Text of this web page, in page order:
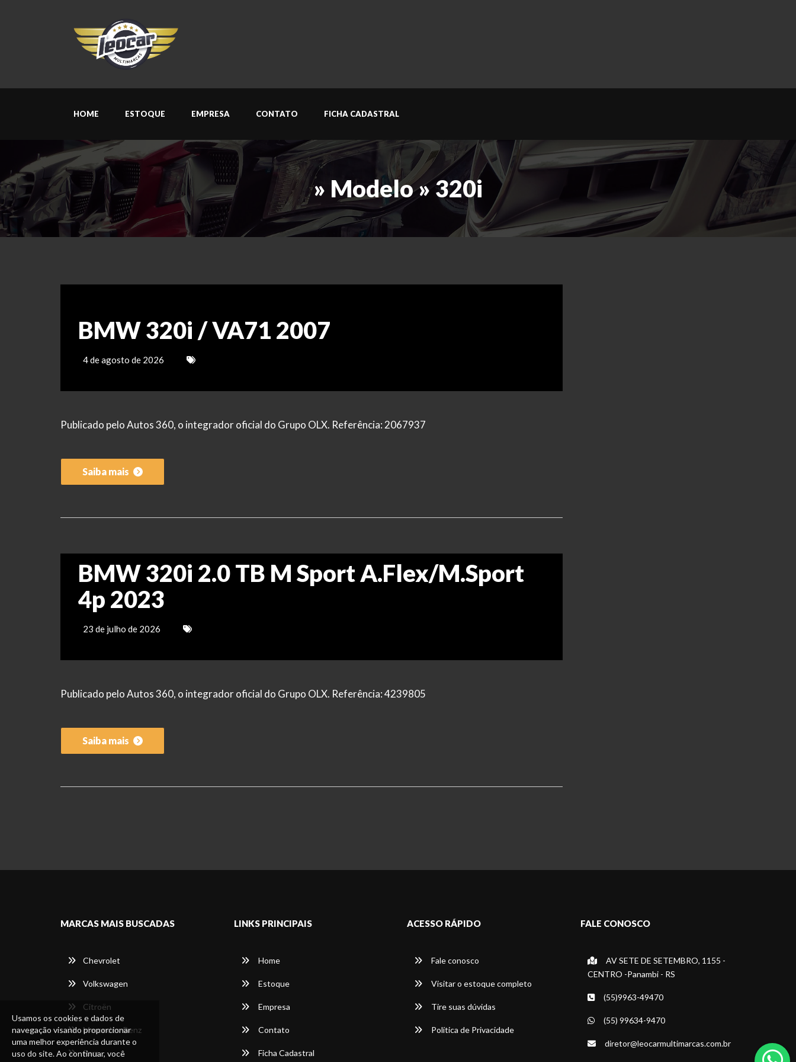
Usamos os cookies e dados de
navegação visando proporcionar
uma melhor experiência durante o
uso do site. Ao continuar, você
HOME ESTOQUE EMPRESA CONTATO FICHA CADASTRAL
» Modelo » 320i
BMW 320i / VA71 2007
4 de agosto de 2026
Publicado pelo Autos 360, o integrador oficial do Grupo OLX. Referência: 2067937
Saiba mais
BMW 320i 2.0 TB M Sport A.Flex/M.Sport
4p 2023
23 de julho de 2026
Publicado pelo Autos 360, o integrador oficial do Grupo OLX. Referência: 4239805
Saiba mais
MARCAS MAIS BUSCADAS
Chevrolet
Volkswagen
Citroën
Mercedes-Benz
Ram
LINKS PRINCIPAIS
Home
Estoque
Empresa
Contato
Ficha Cadastral
ACESSO RÁPIDO
Fale conosco
Visitar o estoque completo
Tire suas dúvidas
Política de Privacidade
FALE CONOSCO
AV SETE DE SETEMBRO, 1155 -
CENTRO -Panambi - RS
(55)9963-49470
(55) 99634-9470
diretor@leocarmultimarcas.com.br